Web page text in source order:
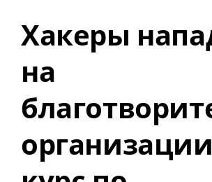
Хакеры
на